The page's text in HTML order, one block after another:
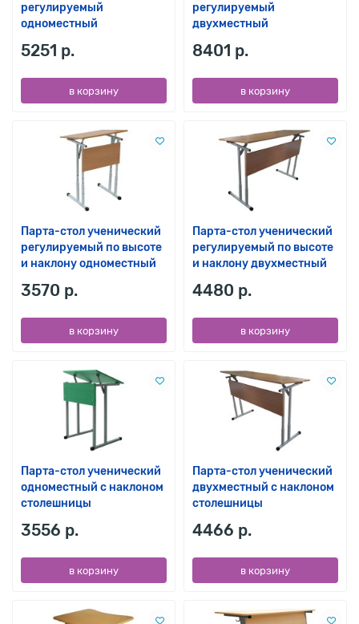
регулируемый
одноместный
5251 р.
в корзину
регулируемый
двухместный
8401 р.
в корзину
Парта-стол ученический
регулируемый по высоте
и наклону одноместный
3570 р.
в корзину
Парта-стол ученический
регулируемый по высоте
и наклону двухместный
4480 р.
в корзину
Парта-стол ученический
одноместный с наклоном
столешницы
3556 р.
в корзину
Парта-стол ученический
двухместный с наклоном
столешницы
4466 р.
в корзину